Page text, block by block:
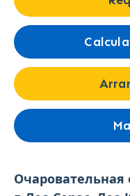
Очаровательная